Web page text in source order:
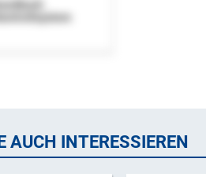
AUCH INTERESSIEREN